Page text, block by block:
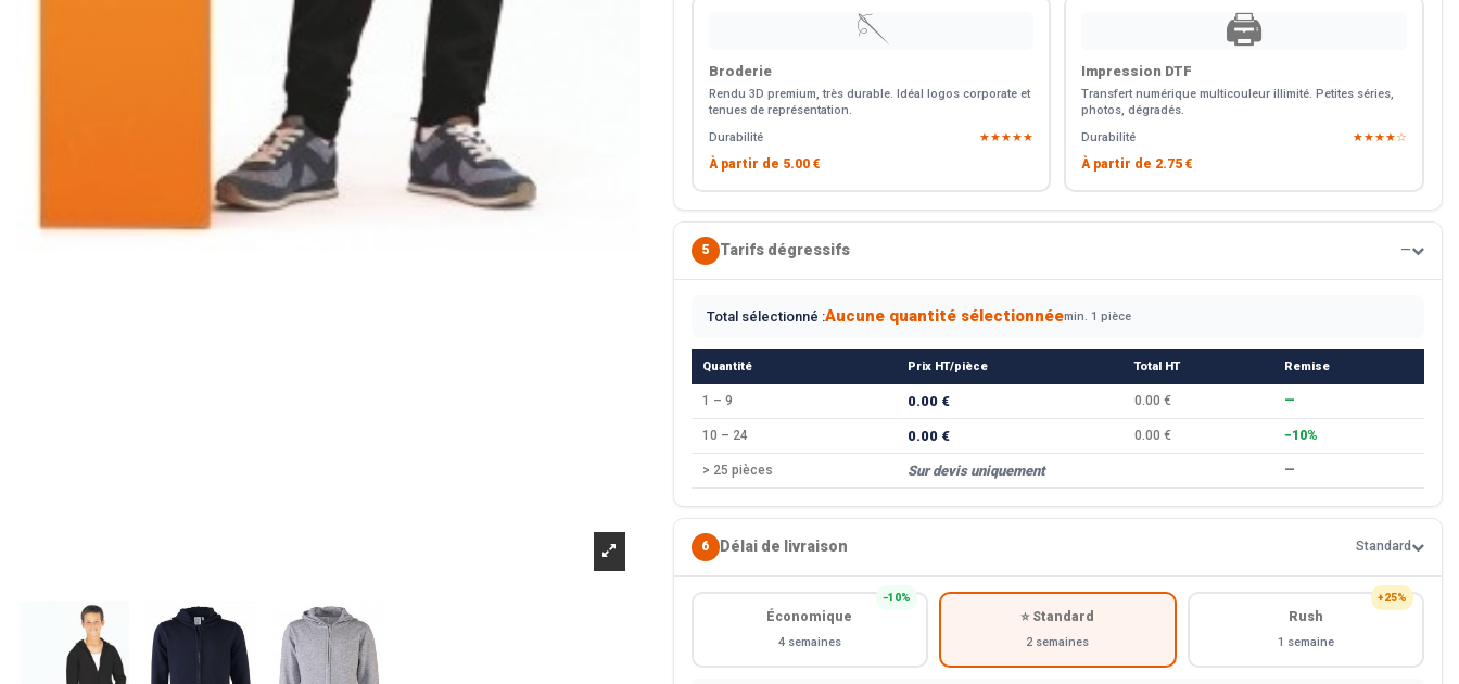
🪡
Broderie
Rendu 3D premium, très durable. Idéal logos corporate et
tenues de représentation.
Durabilité
★★★★★
À partir de 5.00 €
🖨️
Impression DTF
Transfert numérique multicouleur illimité. Petites séries,
photos, dégradés.
Durabilité
★★★★☆
À partir de 2.75 €
5 Tarifs dégressifs —
Total sélectionné :Aucune quantité sélectionnéemin. 1 pièce
Quantité Prix HT/pièce Total HT Remise
1 – 9 0.00 € 0.00 € —
10 – 24 0.00 € 0.00 € −10%
> 25 pièces Sur devis uniquement —
6 Délai de livraison Standard
−10%
Économique
4 semaines
⭐ Standard
2 semaines
+25%
Rush
1 semaine